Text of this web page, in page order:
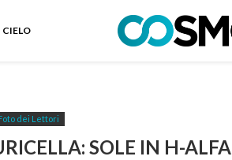
CIELO
dei Lettori
SOLE IN H-ALFA